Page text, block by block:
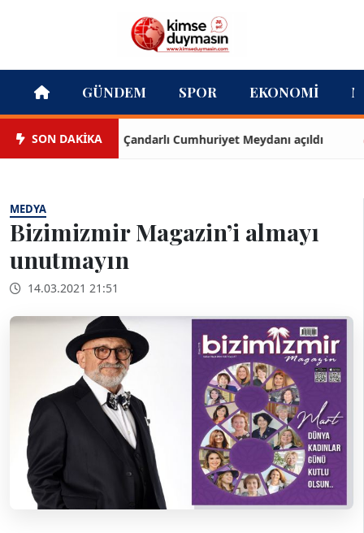
GÜNDEM SPOR EKONOMI
SON DAKİKAÇandarlı Cumhuriyet Meydanı açıldı
MEDYA
Bizimizmir Magazin’i almayı
unutmayın
14.03.2021 21:51